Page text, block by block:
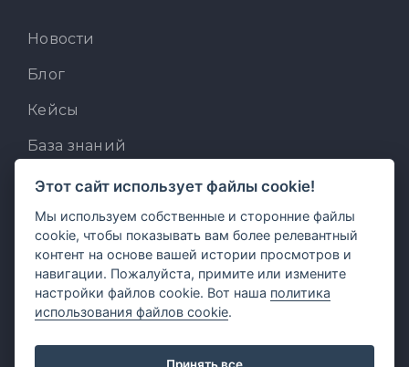
Новости
Блог
Кейсы
База знаний
Для разработчиков
Встроенный AI-ассистент
MCP для AI-клиентов
Отзывы и предложения
Этот сайт использует файлы cookie!
Мы используем собственные и сторонние файлы
cookie, чтобы показывать вам более релевантный
контент на основе вашей истории просмотров и
навигации. Пожалуйста, примите или измените
настройки файлов cookie. Вот наша политика
использования файлов cookie.